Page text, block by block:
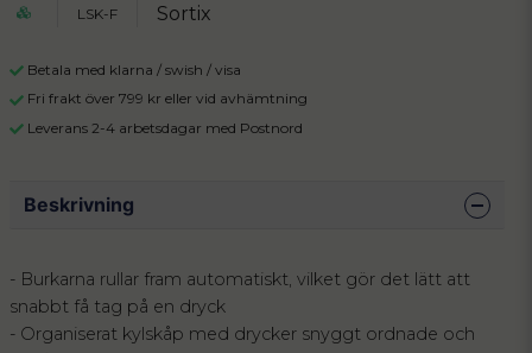
LSK-F Sortix
Betala med klarna / swish / visa
Fri frakt över 799 kr eller vid avhämtning
Leverans 2-4 arbetsdagar med Postnord
Beskrivning
- Burkarna rullar fram automatiskt, vilket gör det lätt att
snabbt få tag på en dryck
- Organiserat kylskåp med drycker snyggt ordnade och